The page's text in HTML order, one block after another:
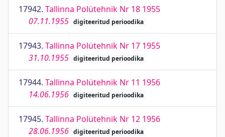
17942. Tallinna Polütehnik Nr 18 1955
07.11.1955 digiteeritud perioodika
17943. Tallinna Polütehnik Nr 17 1955
31.10.1955 digiteeritud perioodika
17944. Tallinna Polütehnik Nr 11 1956
14.06.1956 digiteeritud perioodika
17945. Tallinna Polütehnik Nr 12 1956
28.06.1956 digiteeritud perioodika